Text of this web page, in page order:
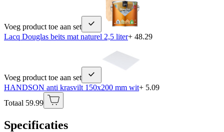
Voeg product toe aan set
Lacq Douglas beits mat naturel 2,5 liter+ 48.29
Voeg product toe aan set
HANDSON anti krasvilt 150x200 mm wit+ 5.09
Totaal 59.99
Specificaties